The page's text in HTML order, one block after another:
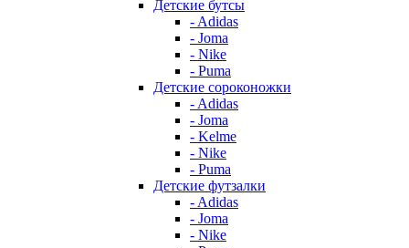
Детские бутсы
- Adidas
- Joma
- Nike
- Puma
Детские сороконожки
- Adidas
- Joma
- Kelme
- Nike
- Puma
Детские футзалки
- Adidas
- Joma
- Nike